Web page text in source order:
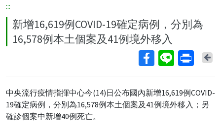
:::
新增16,619例COVID-19確定病例，分別為
16,578例本土個案及41例境外移入
中央流行疫情指揮中心今(14)日公布國內新增16,619例COVID-
19確定病例，分別為16,578例本土個案及41例境外移入；另
確診個案中新增40例死亡。